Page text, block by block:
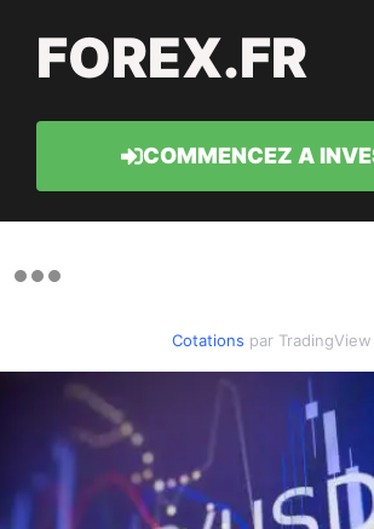
FOREX.FR
COMMENCEZ A
Cotations par TradingView